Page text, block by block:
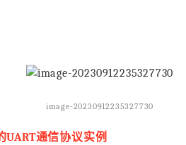
image-20230912235327730
UART通信协议实例